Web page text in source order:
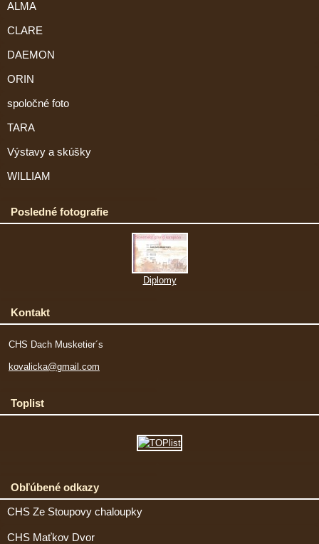
ALMA
CLARE
DAEMON
ORIN
spoločné foto
TARA
Výstavy a skúšky
WILLIAM
Posledné fotografie
Diplomy
Kontakt
CHS Dach Musketier´s
kovalicka@gmail.com
Toplist
Obľúbené odkazy
CHS Ze Stoupovy chaloupky
CHS Maťkov Dvor